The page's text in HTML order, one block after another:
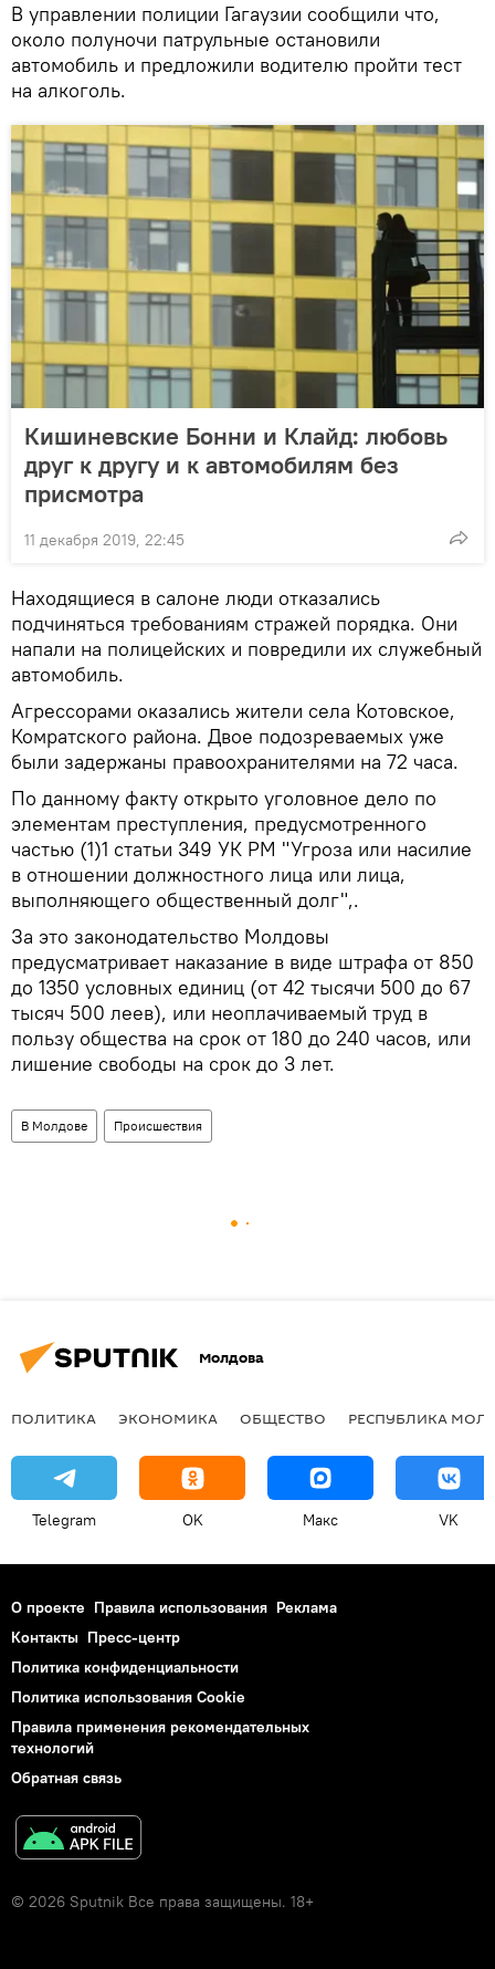
В управлении полиции Гагаузии сообщили что,
около полуночи патрульные остановили
автомобиль и предложили водителю пройти тест
на алкоголь.
Кишиневские Бонни и Клайд: любовь
друг к другу и к автомобилям без
присмотра
11 декабря 2019, 22:45
Находящиеся в салоне люди отказались
подчиняться требованиям стражей порядка. Они
напали на полицейских и повредили их служебный
автомобиль.
Агрессорами оказались жители села Котовское,
Комратского района. Двое подозреваемых уже
были задержаны правоохранителями на 72 часа.
По данному факту открыто уголовное дело по
элементам преступления, предусмотренного
частью (1)1 статьи 349 УК РМ "Угроза или насилие
в отношении должностного лица или лица,
выполняющего общественный долг",.
За это законодательство Молдовы
предусматривает наказание в виде штрафа от 850
до 1350 условных единиц (от 42 тысячи 500 до 67
тысяч 500 леев), или неоплачиваемый труд в
пользу общества на срок от 180 до 240 часов, или
лишение свободы на срок до 3 лет.
В Молдове Происшествия
Молдова
ПОЛИТИКА ЭКОНОМИКА ОБЩЕСТВО РЕСПУБЛИКА
Telegram OK Макс VK
О проекте Правила использования Реклама
Контакты Пресс-центр
Политика конфиденциальности
Политика использования Cookie
Правила применения рекомендательных
технологий
Обратная связь
© 2026 Sputnik Все права защищены. 18+